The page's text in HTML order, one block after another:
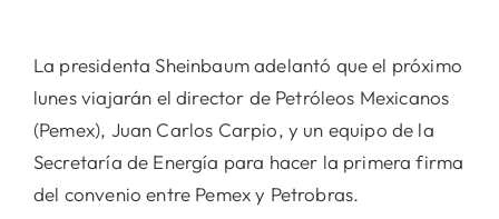
La presidenta Sheinbaum adelantó que el próximo
lunes viajarán el director de Petróleos Mexicanos
(Pemex), Juan Carlos Carpio, y un equipo de la
Secretaría de Energía para hacer la primera firma
del convenio entre Pemex y Petrobras.